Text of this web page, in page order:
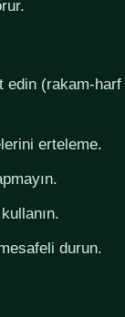
edin (rakam-harf
erteleme.
durun.